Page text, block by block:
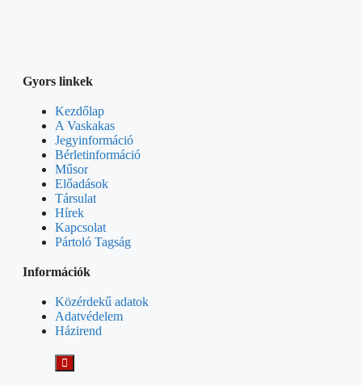
Gyors linkek
Kezdőlap
A Vaskakas
Jegyinformáció
Bérletinformáció
Műsor
Előadások
Társulat
Hírek
Kapcsolat
Pártoló Tagság
Információk
Közérdekű adatok
Adatvédelem
Házirend